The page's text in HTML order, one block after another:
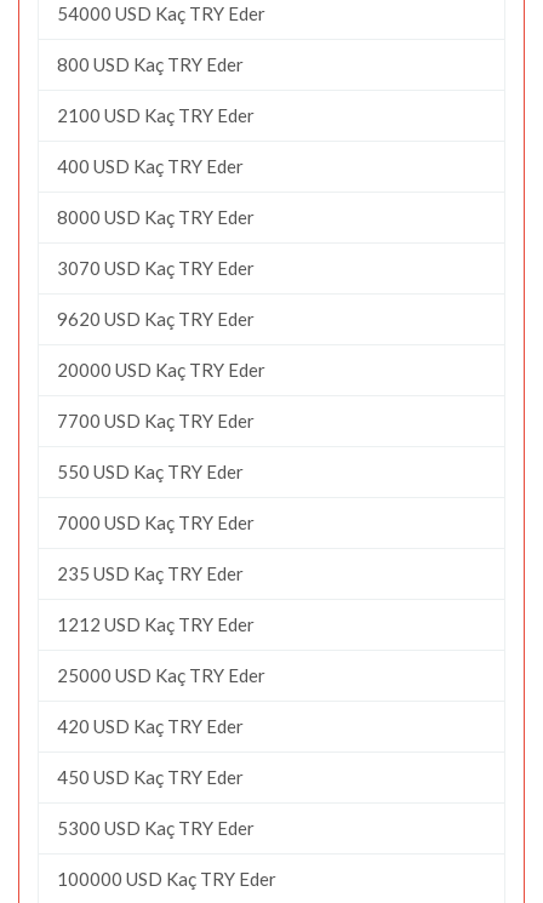
54000 USD Kaç TRY Eder
800 USD Kaç TRY Eder
2100 USD Kaç TRY Eder
400 USD Kaç TRY Eder
8000 USD Kaç TRY Eder
3070 USD Kaç TRY Eder
9620 USD Kaç TRY Eder
20000 USD Kaç TRY Eder
7700 USD Kaç TRY Eder
550 USD Kaç TRY Eder
7000 USD Kaç TRY Eder
235 USD Kaç TRY Eder
1212 USD Kaç TRY Eder
25000 USD Kaç TRY Eder
420 USD Kaç TRY Eder
450 USD Kaç TRY Eder
5300 USD Kaç TRY Eder
100000 USD Kaç TRY Eder